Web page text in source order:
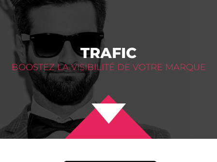
TRAFIC
BOOSTEZ LA VISIBILITÉ DE VOTRE MARQUE